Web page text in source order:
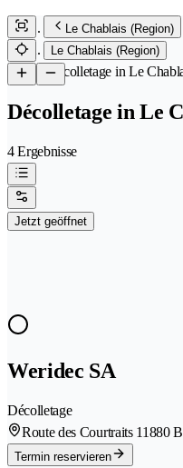
Le Chablais (Region)
Le Chablais (Region)
/Décolletage in Le
Décolletage in Le
4 Ergebnisse
Jetzt geöffnet
Weridec SA
Décolletage
Route des Courtraits 11880
Termin reservieren